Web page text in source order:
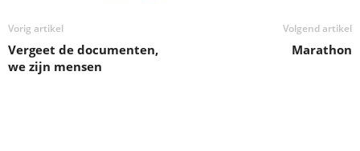
Vorig artikel
Vergeet de documenten,
we zijn mensen
Volgend artikel
Marathon